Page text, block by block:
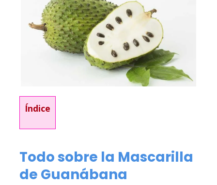
Índice
Todo sobre la Mascarilla
de Guanábana